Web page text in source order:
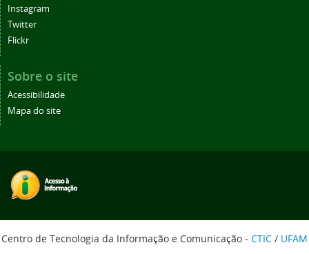
Instagram
Twitter
Flickr
Sobre o site
Acessibilidade
Mapa do site
Centro de Tecnologia da Informação e Comunicação - CTIC / UFAM